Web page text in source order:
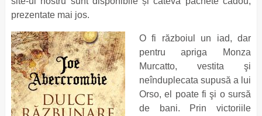
prezentate mai jos.
O fi războiul un iad, dar
pentru apriga Monza
Murcatto, vestita şi
neînduplecata supusă a lui
Orso, el poate fi şi o sursă
de bani. Prin victoriile